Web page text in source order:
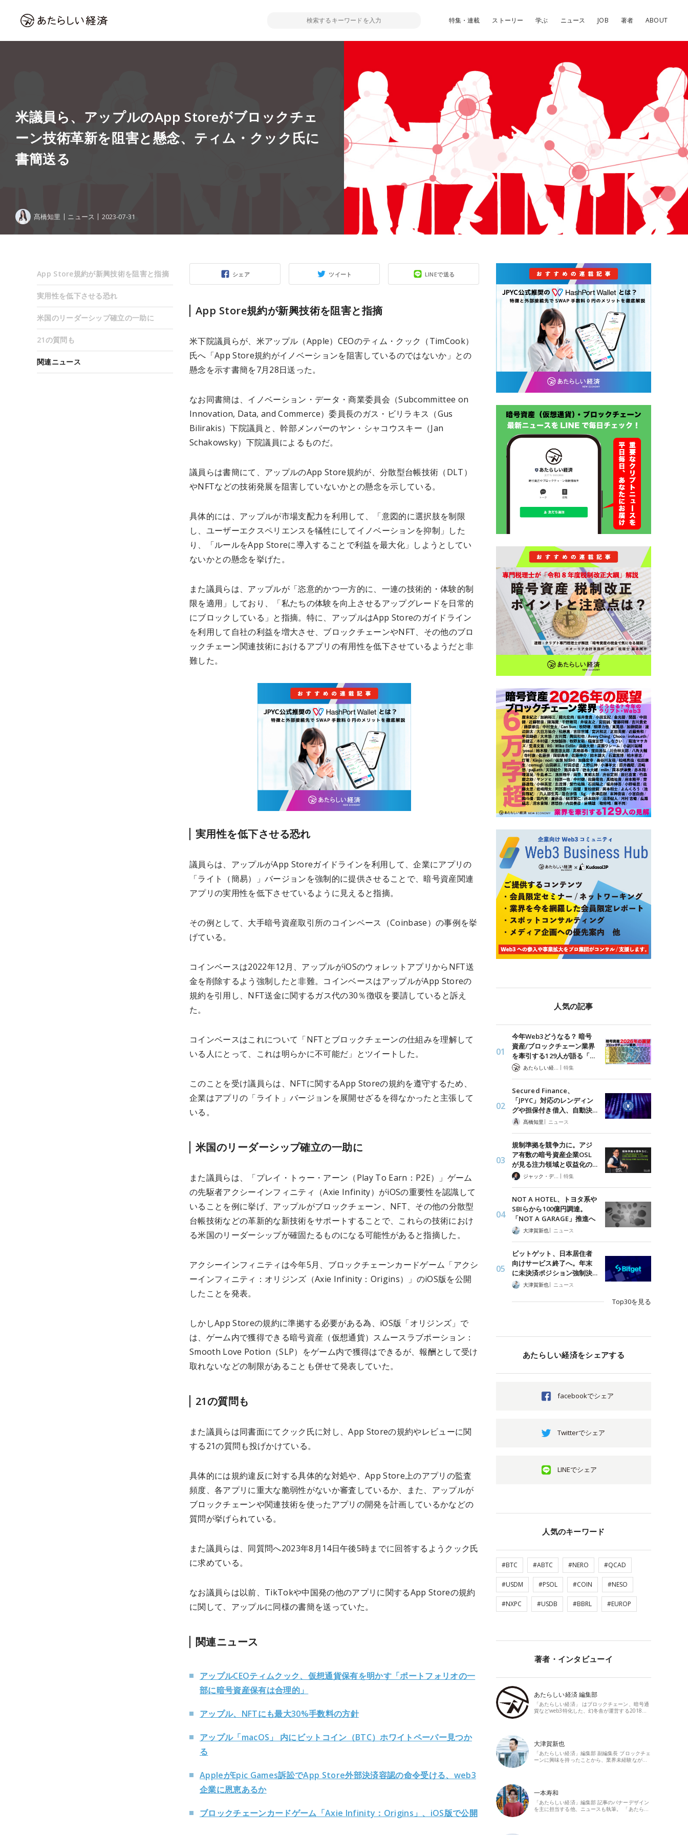
特集・連載 ストーリー 学ぶ ニュース JOB 著者 ABOUT
米議員ら、アップルのApp Storeがブロックチェ
ーン技術革新を阻害と懸念、ティム・クック氏に
書簡送る
髙橋知里 ニュース 2023-07-31
シェア ツイート LINEで送る
App Store規約が新興技術を阻害と指摘
米下院議員らが、米アップル（Apple）CEOのティム・クック（TimCook）
氏へ「App Store規約がイノベーションを阻害しているのではないか」との
懸念を示す書簡を7月28日送った。
なお同書簡は、イノベーション・データ・商業委員会（Subcommittee on
Innovation, Data, and Commerce）委員長のガス・ビリラキス（Gus
Bilirakis）下院議員と、幹部メンバーのヤン・シャコウスキー（Jan
Schakowsky）下院議員によるものだ。
議員らは書簡にて、アップルのApp Store規約が、分散型台帳技術（DLT）
やNFTなどの技術発展を阻害していないかとの懸念を示している。
具体的には、アップルが市場支配力を利用して、「意図的に選択肢を制限
し、ユーザーエクスペリエンスを犠牲にしてイノベーションを抑制」した
り、「ルールをApp Storeに導入することで利益を最大化」しようとしてい
ないかとの懸念を挙げた。
また議員らは、アップルが「恣意的かつ一方的に、一連の技術的・体験的制
限を適用」しており、「私たちの体験を向上させるアップグレードを日常的
にブロックしている」と指摘。特に、アップルはApp Storeのガイドライン
を利用して自社の利益を増大させ、ブロックチェーンやNFT、その他のブロ
ックチェーン関連技術におけるアプリの有用性を低下させているようだと非
難した。
実用性を低下させる恐れ
議員らは、アップルがApp Storeガイドラインを利用して、企業にアプリの
「ライト（簡易）」バージョンを強制的に提供させることで、暗号資産関連
アプリの実用性を低下させているように見えると指摘。
その例として、大手暗号資産取引所のコインベース（Coinbase）の事例を挙
げている。
コインベースは2022年12月、アップルがiOSのウォレットアプリからNFT送
金を削除するよう強制したと非難。コインベースはアップルがApp Storeの
規約を引用し、NFT送金に関するガス代の30％徴収を要請していると訴え
た。
コインベースはこれについて「NFTとブロックチェーンの仕組みを理解して
いる人にとって、これは明らかに不可能だ」とツイートした。
このことを受け議員らは、NFTに関するApp Storeの規約を遵守するため、
企業はアプリの「ライト」バージョンを展開せざるを得なかったと主張して
いる。
米国のリーダーシップ確立の一助に
また議員らは、「プレイ・トゥー・アーン（Play To Earn：P2E）」ゲーム
の先駆者アクシーインフィニティ（Axie Infinity）がiOSの重要性を認識して
いることを例に挙げ、アップルがブロックチェーン、NFT、その他の分散型
台帳技術などの革新的な新技術をサポートすることで、これらの技術におけ
る米国のリーダーシップが確固たるものになる可能性があると指摘した。
アクシーインフィニティは今年5月、ブロックチェーンカードゲーム「アクシ
ーインフィニティ：オリジンズ（Axie Infinity：Origins）」のiOS版を公開
したことを発表。
しかしApp Storeの規約に準拠する必要がある為、iOS版「オリジンズ」で
は、ゲーム内で獲得できる暗号資産（仮想通貨）スムースラブポーション：
Smooth Love Potion（SLP）をゲーム内で獲得はできるが、報酬として受け
取れないなどの制限があることも併せて発表していた。
21の質問も
また議員らは同書面にてクック氏に対し、App Storeの規約やレビューに関
する21の質問も投げかけている。
具体的には規約違反に対する具体的な対処や、App Store上のアプリの監査
頻度、各アプリに重大な脆弱性がないか審査しているか、また、アップルが
ブロックチェーンや関連技術を使ったアプリの開発を計画しているかなどの
質問が挙げられている。
また議員らは、同質問へ2023年8月14日午後5時までに回答するようクック氏
に求めている。
なお議員らは以前、TikTokや中国発の他のアプリに関するApp Storeの規約
に関して、アップルに同様の書簡を送っていた。
関連ニュース
アップルCEOティムクック、仮想通貨保有を明かす「ポートフォリオの一
部に暗号資産保有は合理的」
アップル、NFTにも最大30%手数料の方針
アップル「macOS」 内にビットコイン（BTC）ホワイトペーパー見つか
る
AppleがEpic Games訴訟でApp Store外部決済容認の命令受ける、web3
企業に恩恵あるか
ブロックチェーンカードゲーム「Axie Infinity：Origins」、iOS版で公開
App Store規約が新興技術を阻害と指摘
実用性を低下させる恐れ
米国のリーダーシップ確立の一助に
21の質問も
関連ニュース
人気の記事
今年Web3どうなる？ 暗号
資産/ブロックチェーン業界
を牽引する129人が語る「…
| 特集
Secured Finance、
「JPYC」対応のレンディン
グや担保付き借入、自動決…
髙橋知里 | ニュース
規制準拠を競争力に。アジ
ア有数の暗号資産企業OSL
が見る注力領域と収益化の…
ジャック・デロン（Jack Derong） | 特集
NOT A HOTEL、トヨタ系や
SBIらから100億円調達。
「NOT A GARAGE」推進へ
大津賀新也| ニュース
ビットゲット、日本居住者
向けサービス終了へ。年末
に未決済ポジション強制決…
大津賀新也| ニュース
Top30を見る
あたらしい経済をシェアする
facebookでシェア
Twitterでシェア
LINEでシェア
人気のキーワード
#BTC #ABTC #NERO #QCAD
#USDM #PSOL #COIN #NESO
#NXPC #USDB #BBRL #EUROP
著者・インタビューイ
あたらしい経済 編集部
「あたらしい経済」 はブロックチェーン、暗号通
貨などweb3特化した、幻冬舎が運営する2018…
大津賀新也
「あたらしい経済」編集部 副編集長 ブロックチェ
ーンに興味を持ったことから、業界未経験なが…
一本寿和
「あたらしい経済」編集部 記事のバナーデザイン
を主に担当する他、ニュースも執筆。 「あたら…